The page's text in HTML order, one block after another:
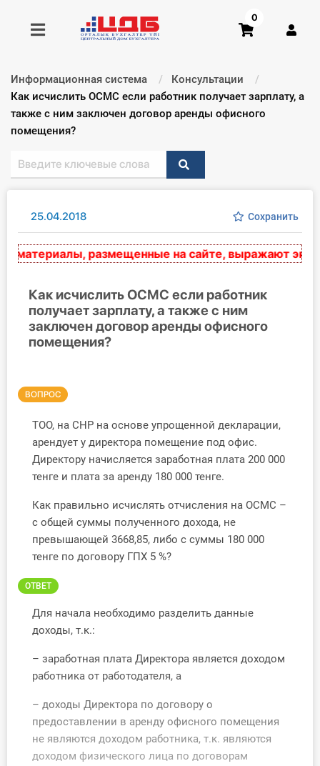
Получить консультацию
Купить доступ
Главная ИС
Консультации
Библиотека бухгалтера
Инструменты
Участник ВЭД
Практика ИП
Кадры. Труд. Зарплата.
Учет по отраслям
Юридический помощник
Интернет-магазин
О Системе
Тарифы
Тестирование для
0
Информационная система
Консультации
Текущий:
Как исчислить ОСМС если работник получает зарплату, а
также с ним заключен договор аренды офисного
помещения?
25.04.2018 Сохранить
размещенные на сайте, выражают
Как исчислить ОСМС если работник
получает зарплату, а также с ним
заключен договор аренды офисного
помещения?
ВОПРОС
ТОО, на СНР на основе упрощенной декларации,
арендует у директора помещение под офис.
Директору начисляется заработная плата 200 000
тенге и плата за аренду 180 000 тенге.
Как правильно исчислять отчисления на ОСМС –
с общей суммы полученного дохода, не
превышающей 3668,85, либо с суммы 180 000
тенге по договору ГПХ 5 %?
ОТВЕТ
Для начала необходимо разделить данные
доходы, т.к.:
– заработная плата Директора является доходом
работника от работодателя, а
– доходы Директора по договору о
предоставлении в аренду офисного помещения
не являются доходом работника, т.к. являются
доходом физического лица по договорам